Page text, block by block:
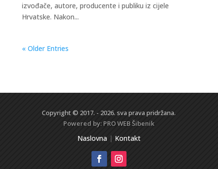
izvođače, autore, producente i publiku iz cijele
Hrvatske. Nakon...
« Older Entries
Copyright © 2017. - 2026. sva prava pridržana.
Powered by: PRO WEBŠibenik
Naslovna| Kontakt